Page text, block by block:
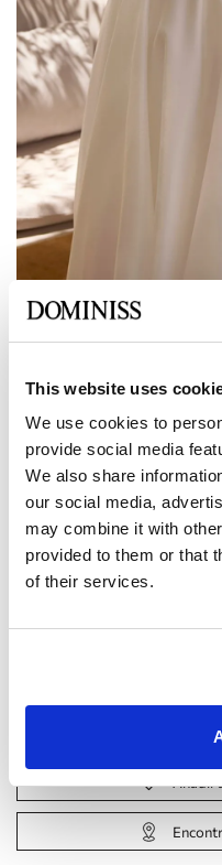
This website uses
We use cookies to
provide social media
We also share
our social media,
may combine it with
provided to them or that
of their services.
Anterior
Tamaño:
Europea: 34 EU
Añadir